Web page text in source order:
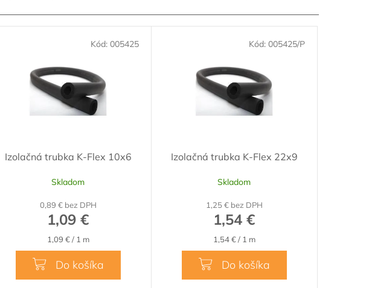
Izolačná trubka K-Flex 10x6
Skladom
0,89 € bez DPH
1,09 €
Jednotková
cena:
1,09 € / 1 m
Do košíka
Kód: 005425
Izolačná trubka K-Flex 22x9
Skladom
1,25 € bez DPH
1,54 €
Jednotková
cena:
1,54 € / 1 m
Do košíka
Kód: 005425/P